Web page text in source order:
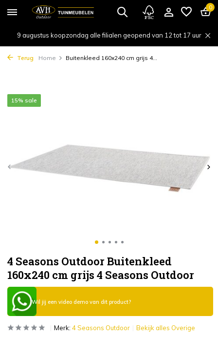
0
9 augustus koopzondag alle filialen geopend van 12 tot 17 uur
Terug Home Buitenkleed 160x240 cm grijs 4...
4 Seasons Outdoor Buitenkleed
160x240 cm grijs 4 Seasons Outdoor
15% sale
Wil jij een video demo van dit product?
Merk: 4 Seasons Outdoor Bekijk alles Overige